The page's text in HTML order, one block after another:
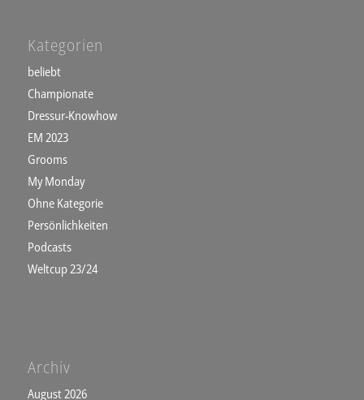
Kategorien
beliebt
Championate
Dressur-Knowhow
EM 2023
Grooms
My Monday
Ohne Kategorie
Persönlichkeiten
Podcasts
Weltcup 23/24
Archiv
August 2026